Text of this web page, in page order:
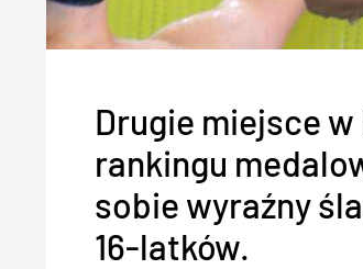
Drugie miejsce
rankingu
sobie wyraźny
16-latków.